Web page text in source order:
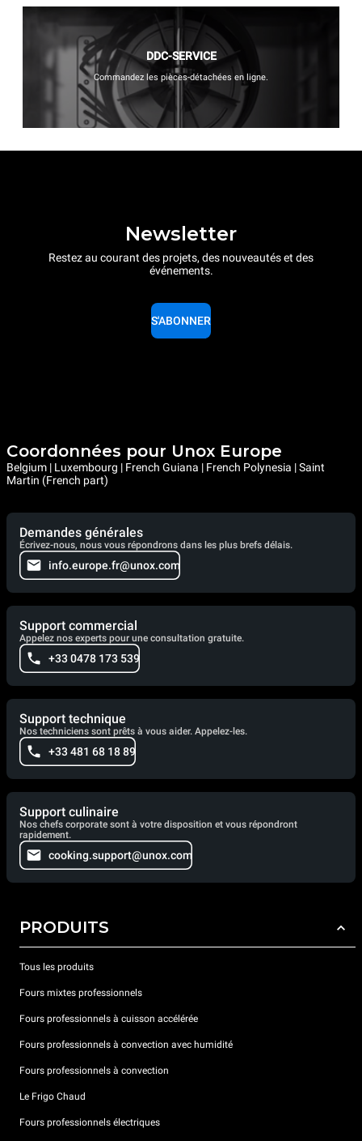
DDC-SERVICE
Commandez les pièces-détachées en ligne.
Newsletter
Restez au courant des projets, des nouveautés et des
événements.
S'ABONNER
Coordonnées pour Unox Europe
Belgium | Luxembourg | French Guiana | French Polynesia | Saint
Martin (French part)
Demandes générales
Écrivez-nous, nous vous répondrons dans les plus brefs délais.
info.europe.fr@unox.com
Support commercial
Appelez nos experts pour une consultation gratuite.
+33 0478 173 539
Support technique
Nos techniciens sont prêts à vous aider. Appelez-les.
+33 481 68 18 89
Support culinaire
Nos chefs corporate sont à votre disposition et vous répondront
rapidement.
cooking.support@unox.com
PRODUITS
Tous les produits
Fours mixtes professionnels
Fours professionnels à cuisson accélérée
Fours professionnels à convection avec humidité
Fours professionnels à convection
Le Frigo Chaud
Fours professionnels électriques